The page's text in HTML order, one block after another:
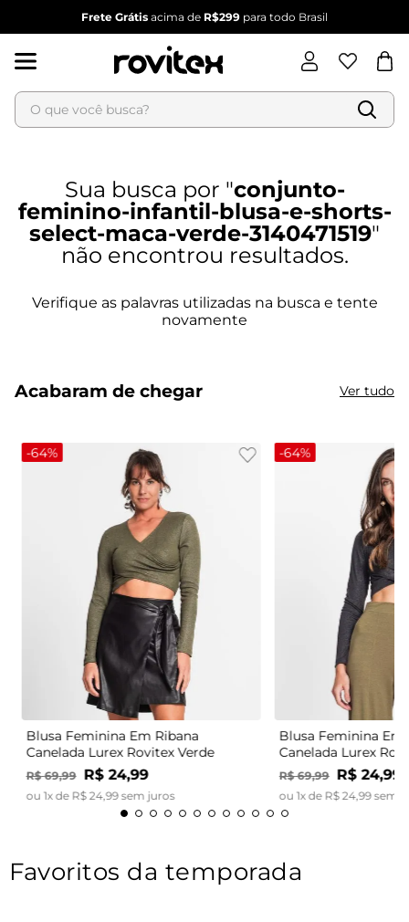
Frete Grátis acima de R$299 para todo Brasil
O que você busca?
conjunto-
feminino-infantil-blusa-e-shorts-
select-maca-verde-3140471519
Acabaram de chegar Ver tudo
-64%
Blusa Feminina Em Ribana
Canelada Lurex Rovitex Verde
R$ 69,99 R$ 24,99
ou 1x de R$ 24,99sem juros
-64%
Blusa Feminina Em
Canelada Lurex
R$ 69,99 R$ 24,99
ou 1x de R$ 24,99sem
Favoritos da temporada
Termos mais buscados
vestido
3º
vestido feminino
dianna
conjunto feminino